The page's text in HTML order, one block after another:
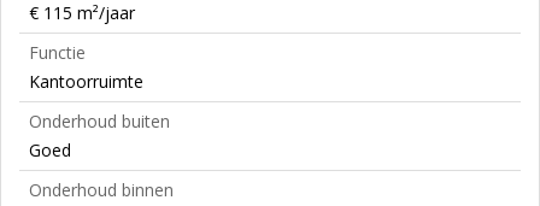
€ 115 m²/jaar
Functie
Kantoorruimte
Onderhoud buiten
Goed
Onderhoud binnen